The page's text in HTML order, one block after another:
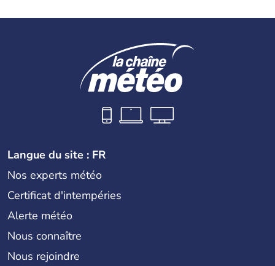
Langue du site : FR
Nos experts météo
Certificat d'intempéries
Alerte météo
Nous connaître
Nous rejoindre